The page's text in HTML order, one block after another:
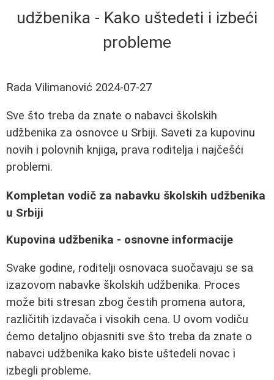
udžbenika - Kako uštedeti i izbeći
probleme
Rada Vilimanović 2024-07-27
Sve što treba da znate o nabavci školskih
udžbenika za osnovce u Srbiji. Saveti za kupovinu
novih i polovnih knjiga, prava roditelja i najčešći
problemi.
Kompletan vodič za nabavku školskih udžbenika
u Srbiji
Kupovina udžbenika - osnovne informacije
Svake godine, roditelji osnovaca suočavaju se sa
izazovom nabavke školskih udžbenika. Proces
može biti stresan zbog čestih promena autora,
različitih izdavača i visokih cena. U ovom vodiču
ćemo detaljno objasniti sve što treba da znate o
nabavci udžbenika kako biste uštedeli novac i
izbegli probleme.